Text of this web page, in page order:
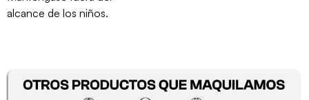
alcance de los niños.